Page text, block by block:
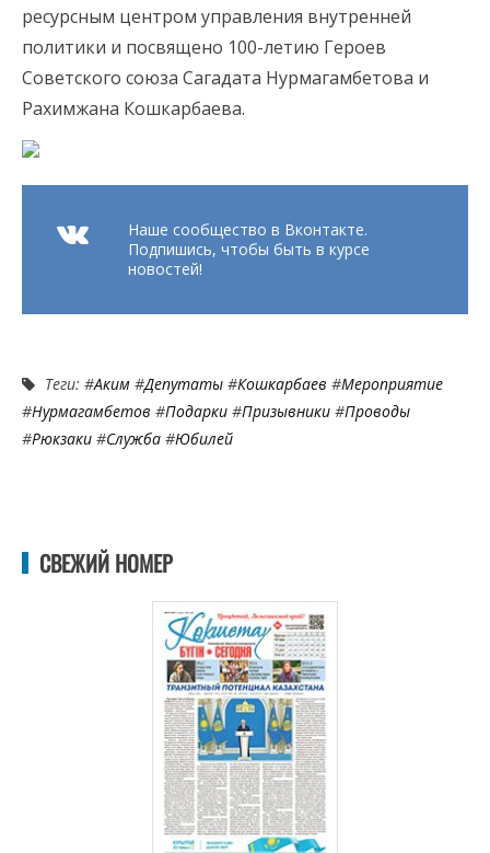
ресурсным центром управления внутренней
политики и посвящено 100-летию Героев
Советского союза Сагадата Нурмагамбетова и
Рахимжана Кошкарбаева.
Наше сообщество в Вконтакте.
Подпишись, чтобы быть в курсе
новостей!
Теги: #Аким #Депутаты #Кошкарбаев #Мероприятие
#Нурмагамбетов #Подарки #Призывники #Проводы
#Рюкзаки #Служба #Юбилей
СВЕЖИЙ НОМЕР